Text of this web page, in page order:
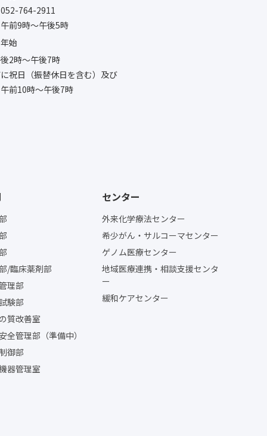
764-2911
前9時〜午後5時
始
2時〜午後7時
祝日（振替休日を含む）及び
前10時〜午後7時
/臨床薬剤部
理部
験部
質改善室
全管理部（準備中）
御部
器管理室
センター
外来化学療法センター
希少がん・サルコーマセンター
ゲノム医療センター
地域医療連携・相談支援センタ
ー
緩和ケアセンター